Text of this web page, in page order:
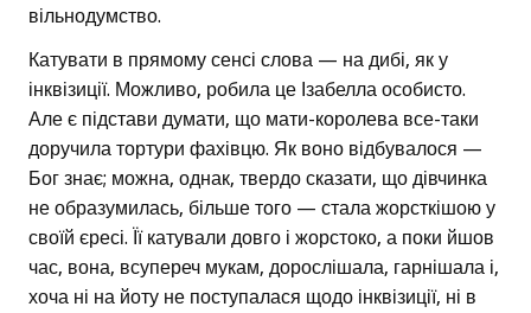
вільнодумство.
Катувати в прямому сенсі слова — на дибі, як у
інквізиції. Можливо, робила це Ізабелла особисто.
Але є підстави думати, що мати-королева все-таки
доручила тортури фахівцю. Як воно відбувалося —
Бог знає; можна, однак, твердо сказати, що дівчинка
не образумилась, більше того — стала жорсткішою у
своїй єресі. Її катували довго і жорстоко, а поки йшов
час, вона, всупереч мукам, дорослішала, гарнішала і,
хоча ні на йоту не поступалася щодо інквізиції, ні в